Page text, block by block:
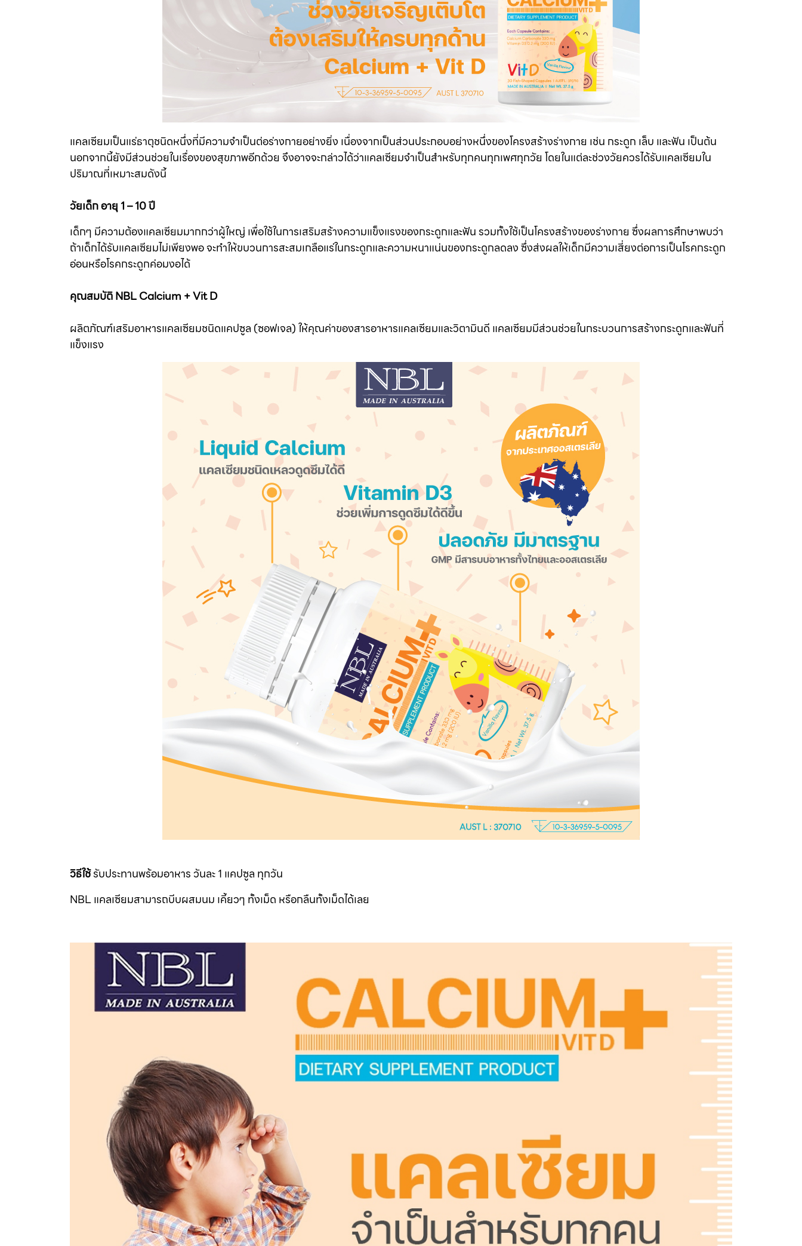
แคลเซียมเป็นแร่ธาตุชนิดหนึ่งที่มีความจำเป็นต่อร่างกายอย่างยิ่ง เนื่องจากเป็นส่วนประกอบอย่างหนึ่งของโครงสร้างร่างกาย เช่น กระดูก เล็บ และฟัน เป็นต้น
นอกจากนี้ยังมีส่วนช่วยในเรื่องของสุขภาพอีกด้วย จึงอาจจะกล่าวได้ว่าแคลเซียมจำเป็นสำหรับทุกคนทุกเพศทุกวัย โดยในแต่ละช่วงวัยควรได้รับแคลเซียมใน
ปริมาณที่เหมาะสมดังนี้
วัยเด็ก อายุ 1 – 10 ปี
เด็กๆ มีความต้องแคลเซียมมากกว่าผู้ใหญ่ เพื่อใช้ในการเสริมสร้างความแข็งแรงของกระดูกและฟัน รวมทั้งใช้เป็นโครงสร้างของร่างกาย ซึ่งผลการศึกษาพบว่า
ถ้าเด็กได้รับแคลเซียมไม่เพียงพอ จะทำให้ขบวนการสะสมเกลือแร่ในกระดูกและความหนาแน่นของกระดูกลดลง ซึ่งส่งผลให้เด็กมีความเสี่ยงต่อการเป็นโรคกระดูก
อ่อนหรือโรคกระดูกค่อมงอได้
คุณสมบัติ NBL Calcium + Vit D
ผลิตภัณฑ์เสริมอาหารแคลเซียมชนิดแคปซูล (ซอฟเจล) ให้คุณค่าของสารอาหารแคลเซียมและวิตามินดี แคลเซียมมีส่วนช่วยในกระบวนการสร้างกระดูกและฟันที่
แข็งแรง
วิธีใช้รับประทานพร้อมอาหาร วันละ 1 แคปซูล ทุกวัน
NBL แคลเซียมสามารถบีบผสมนม เคี้ยวๆ ทั้งเม็ด หรือกลืนทั้งเม็ดได้เลย